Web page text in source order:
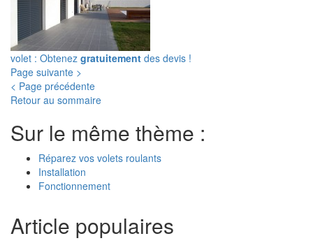
volet : Obtenez gratuitement des devis !
Page suivante >
< Page précédente
Retour au sommaire
Sur le même thème :
Réparez vos volets roulants
Installation
Fonctionnement
Article populaires